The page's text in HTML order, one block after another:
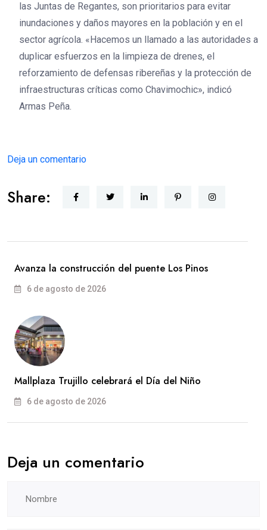
las Juntas de Regantes, son prioritarios para evitar
inundaciones y daños mayores en la población y en el
sector agrícola. «Hacemos un llamado a las autoridades a
duplicar esfuerzos en la limpieza de drenes, el
reforzamiento de defensas ribereñas y la protección de
infraestructuras críticas como Chavimochic», indicó
Armas Peña.
Deja un comentario
Share:
Avanza la construcción del puente Los Pinos
6 de agosto de 2026
Mallplaza Trujillo celebrará el Día del Niño
6 de agosto de 2026
Deja un comentario